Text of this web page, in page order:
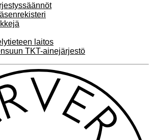
laitos
TKT-ainejärjestö